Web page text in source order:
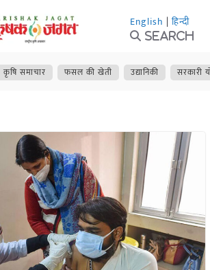
English | हिन्दी
Search
कृषि समाचार फसल की खेती उद्यानिकी सरकारी